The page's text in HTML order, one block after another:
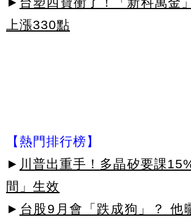
上漲330點
【熱門排行榜】
► 川普出重手！多晶矽要課
間」生效
► 台股9月會「跌成狗」？ 他